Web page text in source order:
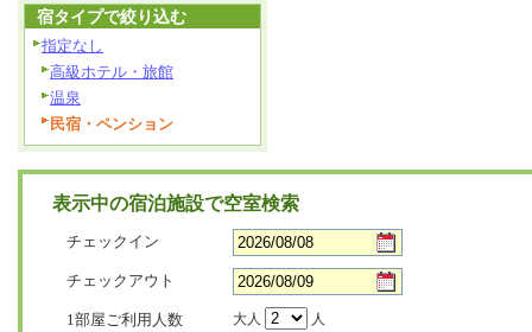
宿タイプで絞り込む
指定なし
高級ホテル・旅館
温泉
民宿・ペンション
表示中の宿泊施設で空室検索
チェックイン
チェックアウト
1部屋ご利用人数 大人
人